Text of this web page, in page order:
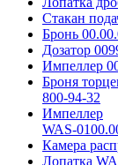
Стакан
Бронь
Дозатор
Импеллер
Броня
800-94-32
Импеллер
WAS-
Камера
Лопатка